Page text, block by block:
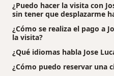
¿Puedo hacer la visita con
sin tener que desplazarme
¿Cómo se realiza el pago a
la visita?
¿Qué idiomas habla Jose
¿Cómo puedo reservar una